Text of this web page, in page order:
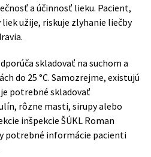
a účinnosť lieku. Pacient,
užije, riskuje zlyhanie liečby
skladovať na suchom a
do 25 °C. Samozrejme, existujú
potrebné skladovať
rôzne masti, sirupy alebo
inšpekcie ŠÚKL Roman
potrebné informácie pacienti